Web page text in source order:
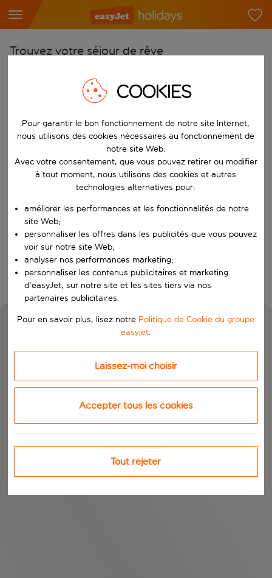
Trouvez votre séjour de rêve
Choisissez votre aéroport
Commencez à taper pour la saisie automatique. Lorsque les
Choisissez votre destination
Vers
Choisissez vos dates
Quand
Rechercher
COOKIES
Pour garantir le bon fonctionnement de notre site Internet,
nous utilisons des cookies nécessaires au fonctionnement de
notre site Web.
Avec votre consentement, que vous pouvez retirer ou modifier
à tout moment, nous utilisons des cookies et autres
technologies alternatives pour:
améliorer les performances et les fonctionnalités de notre
site Web;
personnaliser les offres dans les publicités que vous pouvez
voir sur notre site Web;
analyser nos performances marketing;
personnaliser les contenus publicitaires et marketing
d'easyJet, sur notre site et les sites tiers via nos
partenaires publicitaires.
Pour en savoir plus, lisez notre Politique de Cookie du groupe
easyjet.
Laissez-moi choisir
Accepter tous les cookies
Tout rejeter